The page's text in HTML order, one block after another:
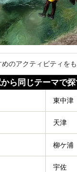
めのアクティビティを
ら同じテーマで
東中津
天津
柳ケ浦
宇佐